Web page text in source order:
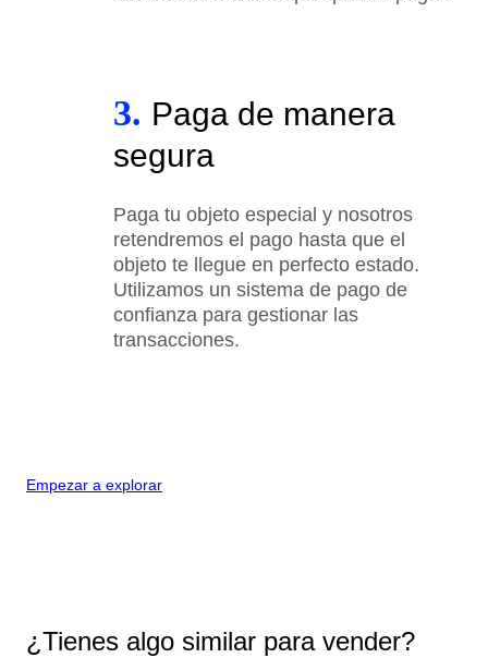
3. Paga de manera
segura
Paga tu objeto especial y nosotros
retendremos el pago hasta que el
objeto te llegue en perfecto estado.
Utilizamos un sistema de pago de
confianza para gestionar las
transacciones.
Empezar a explorar
¿Tienes algo similar para vender?